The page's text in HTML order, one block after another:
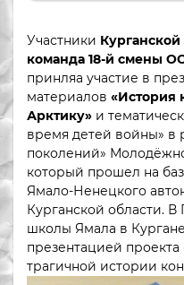
Участники
команда 18-й смены
принляа участие в
материалов «История
Арктику» и
время детей войны» в
поколений»
который прошел на
Ямало-Ненецкого
Курганской области.
школы Ямала в
презентацией
трагичной истории